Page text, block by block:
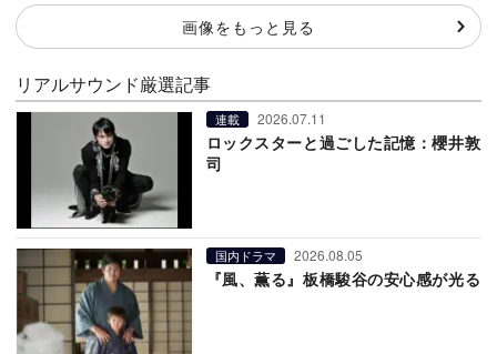
画像をもっと見る
リアルサウンド厳選記事
連載 2026.07.11
ロックスターと過ごした記憶：櫻井敦
司
国内ドラマ 2026.08.05
『風、薫る』板橋駿谷の安心感が光る